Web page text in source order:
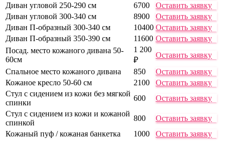
Диван угловой 250-290 см
6700
Оставить заявку
Диван угловой 300-340 см
8900
Оставить заявку
Диван П-образный 300-340 см
10400 Оставить заявку
Диван П-образный 350-390 см
11600 Оставить заявку
Посад. место кожаного дивана 50-
60см
1 200
₽
Оставить заявку
Спальное место кожаного дивана
850
Оставить заявку
Кожаное кресло 50-60 см
2100
Оставить заявку
Стул с сидением из кожи без мягкой
спинки
600
Оставить заявку
Стул с сидением из кожи и кожаной
спинкой
800
Оставить заявку
Кожаный пуф / кожаная банкетка
1000 Оставить заявку